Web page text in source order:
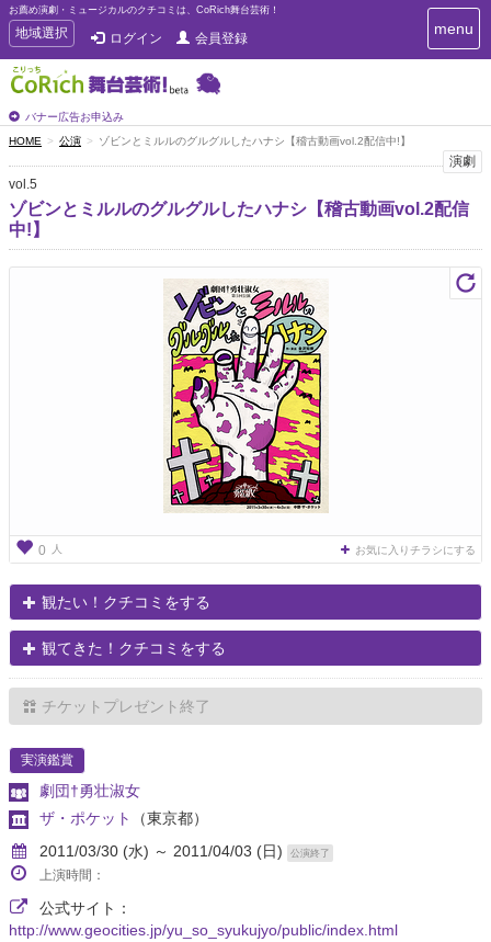
お薦め演劇・ミュージカルのクチコミは、CoRich舞台芸術！
T
o
g
g
e
n
a
v
g
a
地域選択 ログイン 会員登録
バナー広告お申込み
T
o
v
g
a
menu
HOME 公演 ゾビンとミルルのグルグルしたハナシ【稽古動画vol.2配信中!】
演劇
vol.5
ゾビンとミルルのグルグルしたハナシ【稽古動画vol.2配信
中!】
0 人 お気に入りチラシにする
観たい！クチコミをする
観てきた！クチコミをする
チケットプレゼント終了
実演鑑賞
劇団†勇壮淑女
ザ・ポケット
（東京都）
2011/03/30 (水) ～ 2011/04/03 (日)
公演終了
上演時間：
公式サイト：
http://www.geocities.jp/yu_so_syukujyo/public/index.html